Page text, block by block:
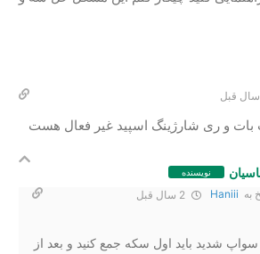
بات و ری شارژینگ اسپید غیر فعال هست
نویسنده
به Haniii
شدید باید اول سکه جمع کنید و بعد از